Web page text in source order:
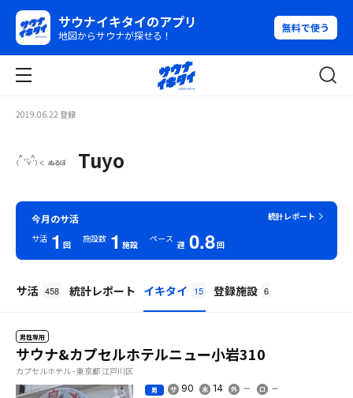
サウナイキタイのアプリ
地図からサウナが探せる！
無料で使う
2019.06.22 登録
Tuyo
統計レポート
今月のサ活
サ活 1 回
施設数 1 施設
ペース
週 0.8回
サ活 458 統計レポート イキタイ 15 登録施設 6
男性専用
サウナ&カプセルホテルニュー小岩310
カプセルホテル - 東京都 江戸川区
男 90 14